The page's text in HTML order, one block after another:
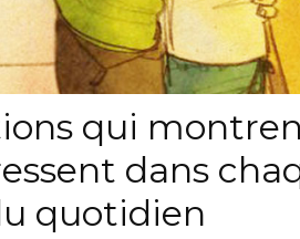
qui
dans
quotidien